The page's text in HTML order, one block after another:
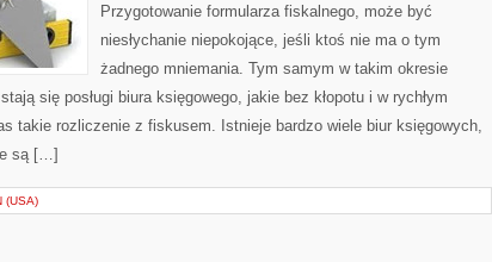
Przygotowanie formularza fiskalnego, może być
niesłychanie niepokojące, jeśli ktoś nie ma o tym
żadnego mniemania. Tym samym w takim okresie
się posługi biura księgowego, jakie bez kłopotu i w rychłym
takie rozliczenie z fiskusem. Istnieje bardzo wiele biur księgowych,
są […]
(USA)